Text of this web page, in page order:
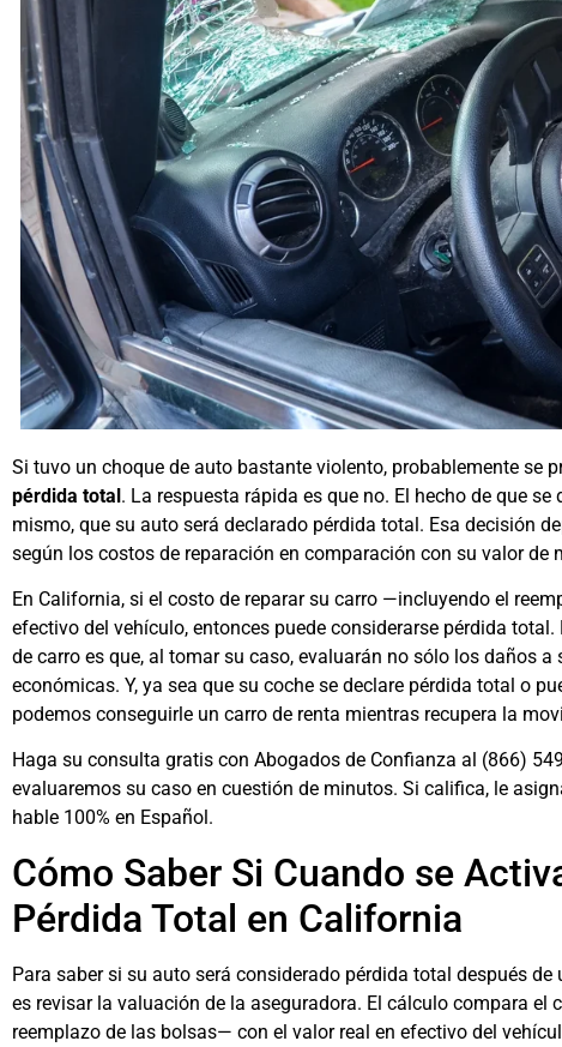
Si tuvo un choque de auto bastante violento, probablemente se
pérdida total. La respuesta rápida es que no. El hecho de que
mismo, que su auto será declarado pérdida total. Esa decisión
según los costos de reparación en comparación con su valor de
En California, si el costo de reparar su carro —incluyendo el
efectivo del vehículo, entonces puede considerarse pérdida
de carro es que, al tomar su caso, evaluarán no sólo los daños
económicas. Y, ya sea que su coche se declare pérdida total o
podemos conseguirle un carro de renta mientras recupera la
Haga su consulta gratis con Abogados de Confianza al (866)
evaluaremos su caso en cuestión de minutos. Si califica, le
hable 100% en Español.
Cómo Saber Si Cuando se
Pérdida Total en California
Para saber si su auto será considerado pérdida total después
es revisar la valuación de la aseguradora. El cálculo compara
reemplazo de las bolsas— con el valor real en efectivo del